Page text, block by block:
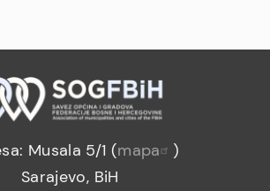
Musala 5/1 (mapa
)
Sarajevo, BiH